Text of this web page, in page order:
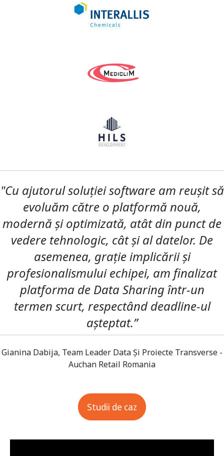
"Cu ajutorul soluției software am reușit să
evoluăm către o platformă nouă,
modernă și optimizată, atât din punct de
vedere tehnologic, cât și al datelor. De
asemenea, grație implicării și
profesionalismului echipei, am finalizat
platforma de Data Sharing într-un
termen scurt, respectând deadline-ul
așteptat.”
Gianina Dabija, Team Leader Data Și Proiecte Transverse -
Auchan Retail Romania
Studii de caz